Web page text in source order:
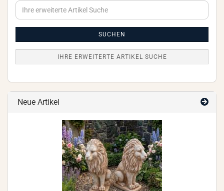
Ihre
erweiterte
SUCHEN
IHRE ERWEITERTE ARTIKEL SUCHE
Neue Artikel